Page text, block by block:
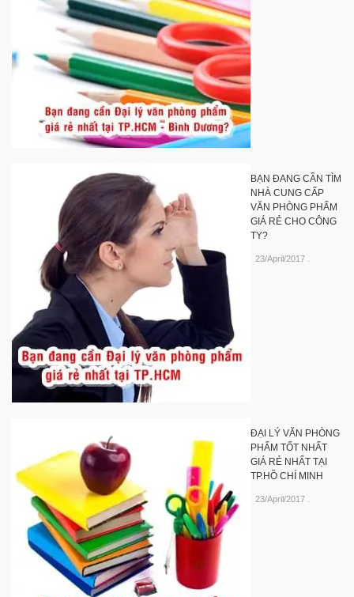
BẠN ĐANG CẦN TÌM
NHÀ CUNG CẤP
VĂN PHÒNG PHẨM
GIÁ RẺ CHO CÔNG
TY?
23/April/2017
ĐẠI LÝ VĂN PHÒNG
PHẨM TỐT NHẤT
GIÁ RẺ NHẤT TẠI
TP.HỒ CHÍ MINH
23/April/2017